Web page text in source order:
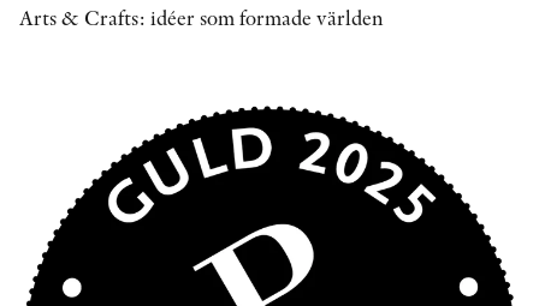
Arts & Crafts: idéer som formade världen